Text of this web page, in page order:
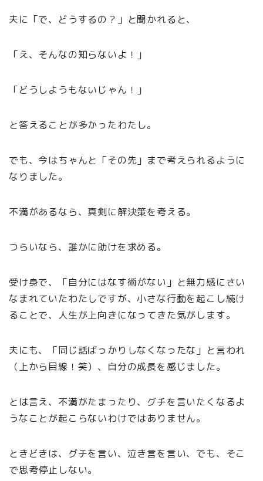
夫に「で、どうするの？」と聞かれると、
「え、そんなの知らないよ！」
「どうしようもないじゃん！」
と答えることが多かったわたし。
でも、今はちゃんと「その先」まで考えられるように
なりました。
不満があるなら、真剣に解決策を考える。
つらいなら、誰かに助けを求める。
受け身で、「自分にはなす術がない」と無力感にさい
なまれていたわたしですが、小さな行動を起こし続け
ることで、人生が上向きになってきた気がします。
夫にも、「同じ話ばっかりしなくなったな」と言われ
（上から目線！笑）、自分の成長を感じました。
とは言え、不満がたまったり、グチを言いたくなるよ
うなことが起こらないわけではありません。
ときどきは、グチを言い、泣き言を言い、でも、そこ
で思考停止しない。